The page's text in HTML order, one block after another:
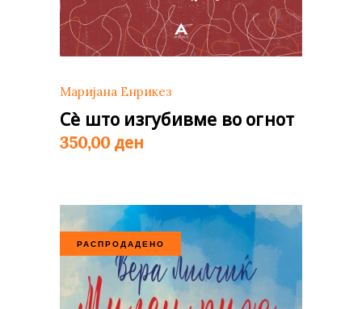
Маријана Енрикез
Сè што изгубивме во огнот
350,00 ден
РАСПРОДАДЕНО